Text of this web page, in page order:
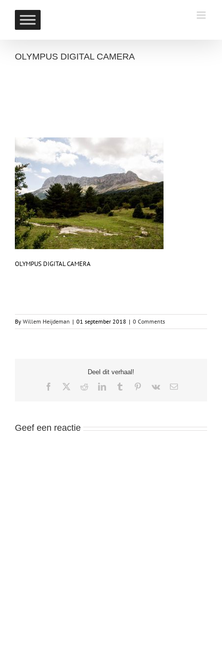
content
OLYMPUS DIGITAL CAMERA
OLYMPUS DIGITAL CAMERA
By Willem Heijdeman | 01 september 2018 | 0 Comments
Deel dit verhaal!
Facebook RedditLinkedInTumblr Pinterest
Vk Email
Geef een reactie